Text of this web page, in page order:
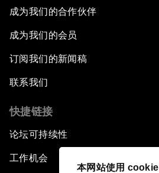
本网站使用 cookie
成为我们的合作伙伴
成为我们的会员
订阅我们的新闻稿
联系我们
快捷链接
论坛可持续性
工作机会